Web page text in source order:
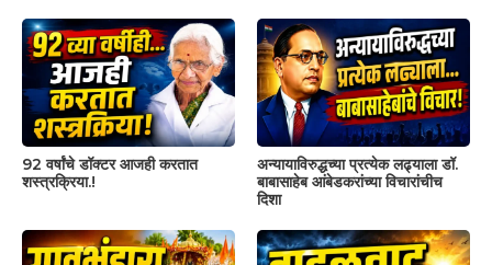
92 वर्षांचे डॉक्टर आजही करतात
शस्त्रक्रिया.!
अन्यायाविरुद्धच्या प्रत्येक लढ्याला डॉ.
बाबासाहेब आंबेडकरांच्या विचारांचीच
दिशा